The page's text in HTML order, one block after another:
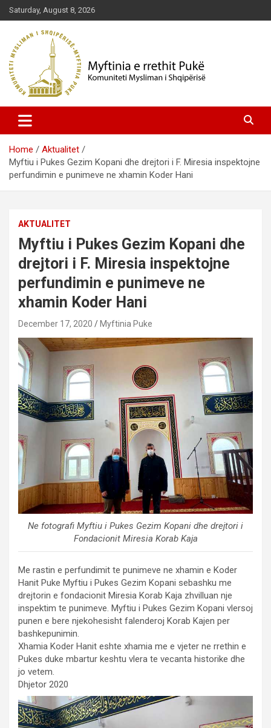
Skip
to
content
Saturday, August 8, 2026
Myftinia Pukë | Faqja Zyrtare
Home
Aktualitet
Myftiu i Pukes Gezim Kopani dhe drejtori i F. Miresia inspektojne
perfundimin e punimeve ne xhamin Koder Hani
AKTUALITET
Myftiu i Pukes Gezim Kopani dhe
drejtori i F. Miresia inspektojne
perfundimin e punimeve ne
xhamin Koder Hani
December 17, 2020 Myftinia Puke
Ne fotografi Myftiu i Pukes Gezim Kopani dhe drejtori i
Fondacionit Miresia Korab Kaja
Me rastin e perfundimit te punimeve ne xhamin e Koder
Hanit Puke Myftiu i Pukes Gezim Kopani sebashku me
drejtorin e fondacionit Miresia Korab Kaja zhvilluan nje
inspektim te punimeve. Myftiu i Pukes Gezim Kopani vlersoj
punen e bere njekohesisht falenderoj Korab Kajen per
bashkepunimin.
Xhamia Koder Hanit eshte xhamia me e vjeter ne rrethin e
Pukes duke mbartur keshtu vlera te vecanta historike dhe
jo vetem.
Dhjetor 2020